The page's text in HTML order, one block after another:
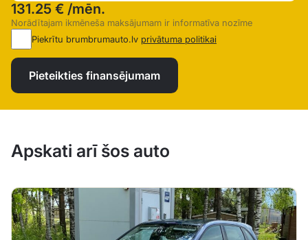
131.25 € /mēn.
Norādītajam ikmēneša maksājumam ir informatīva nozīme
Piekrītu brumbrumauto.lv privātuma politikai
Pieteikties finansējumam
Apskati arī šos auto